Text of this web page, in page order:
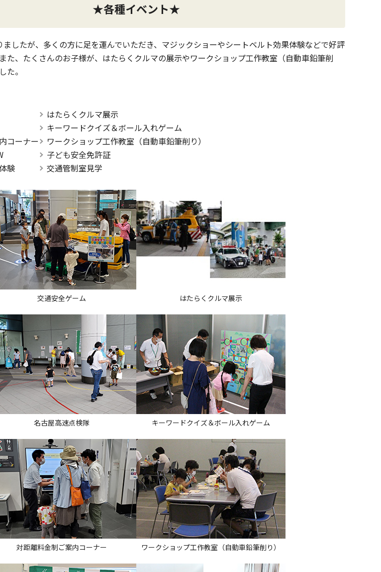
★各種イベント★
したが、多くの方に足を運んでいただき、マジックショーやシートベルト効果体験などで好評
た、たくさんのお子様が、はたらくクルマの展示やワークショップ工作教室（自動車鉛筆削
た。
コーナー
験
はたらくクルマ展示
キーワードクイズ＆ボール入れゲーム
ワークショップ工作教室（自動車鉛筆削り）
子ども安全免許証
交通管制室見学
交通安全ゲーム はたらくクルマ展示
名古屋高速点検隊 キーワードクイズ＆ボール入れゲーム
対距離料金制ご案内コーナー ワークショップ工作教室（自動車鉛筆削り）